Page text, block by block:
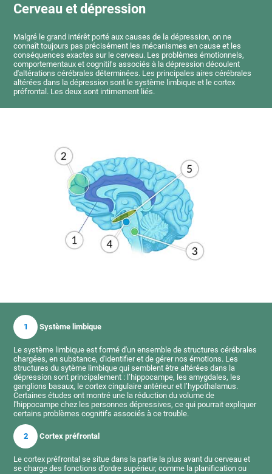
Cerveau et dépression
Malgré le grand intérêt porté aux causes de la dépression, on ne
connaît toujours pas précisément les mécanismes en cause et les
conséquences exactes sur le cerveau. Les problèmes émotionnels,
comportementaux et cognitifs associés à la dépression découlent
d'altérations cérébrales déterminées. Les principales aires cérébrales
altérées dans la dépression sont le système limbique et le cortex
préfrontal. Les deux sont intimement liés.
1 Système limbique
Le système limbique est formé d'un ensemble de structures cérébrales
chargées, en substance, d'identifier et de gérer nos émotions. Les
structures du sytème limbique qui semblent être altérées dans la
dépression sont principalement : l’hippocampe, les amygdales, les
ganglions basaux, le cortex cingulaire antérieur et l’hypothalamus.
Certaines études ont montré une la réduction du volume de
l'hippocampe chez les personnes dépressives, ce qui pourrait expliquer
certains problèmes cognitifs associés à ce trouble.
2 Cortex préfrontal
Le cortex préfrontal se situe dans la partie la plus avant du cerveau et
se charge des fonctions d'ordre supérieur, comme la planification ou